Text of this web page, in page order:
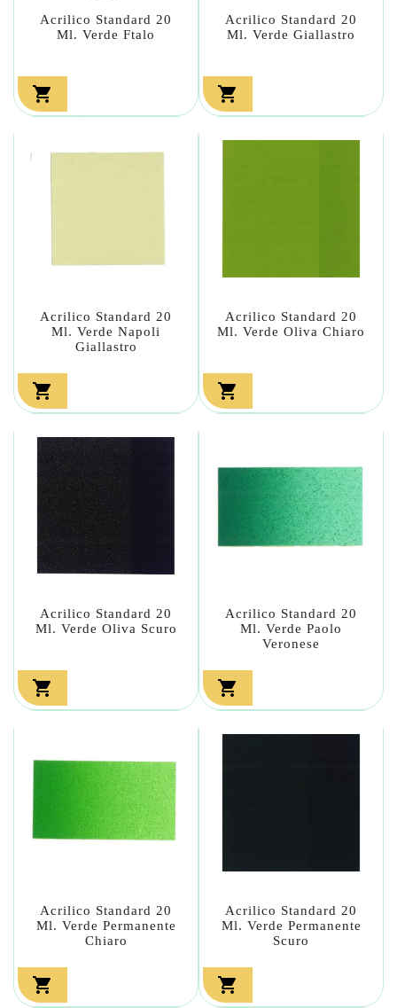
Acrilico Standard 20
Ml. Verde Ftalo

Acrilico Standard 20
Ml. Verde Giallastro

Acrilico Standard 20
Ml. Verde Napoli
Giallastro

Acrilico Standard 20
Ml. Verde Oliva Chiaro

Acrilico Standard 20
Ml. Verde Oliva Scuro

Acrilico Standard 20
Ml. Verde Paolo
Veronese

Acrilico Standard 20
Ml. Verde Permanente
Chiaro

Acrilico Standard 20
Ml. Verde Permanente
Scuro
